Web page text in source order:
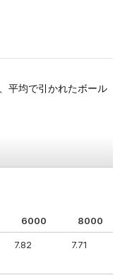
平均で引かれたボール
6000 8000
7.82 7.71